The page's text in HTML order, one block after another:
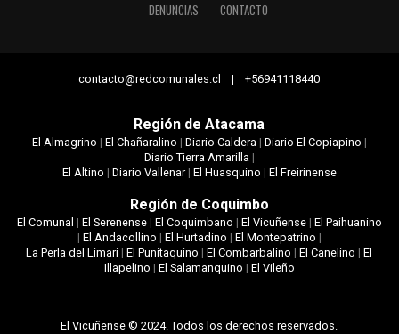
DENUNCIAS
CONTACTO
contacto@redcomunales.cl | +56941118440
Región de Atacama
El Almagrino | El Chañaralino | Diario Caldera | Diario El Copiapino |
Diario Tierra Amarilla |
El Altino | Diario Vallenar| El Huasquino | El Freirinense
Región de Coquimbo
El Comunal | El Serenense| El Coquimbano | El Vicuñense| El Paihuanino
| El Andacollino | El Hurtadino | El Montepatrino |
La Perla del Limarí|El Punitaquino |El Combarbalino |El Canelino |El
Illapelino | El Salamanquino | El Vileño
El Vicuñense © 2024. Todos los derechos reservados.